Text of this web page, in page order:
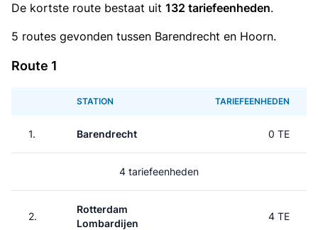
De kortste route bestaat uit 132 tariefeenheden.
5 routes gevonden tussen Barendrecht en Hoorn.
Route 1
STATION TARIEFEENHEDEN
1. Barendrecht 0 TE
4 tariefeenheden
2.
Rotterdam
Lombardijen
4 TE